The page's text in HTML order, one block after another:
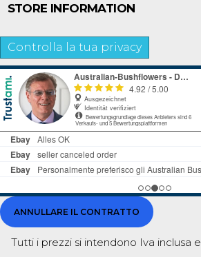
STORE INFORMATION
Controlla la tua privacy
ANNULLARE IL CONTRATTO
Tutti i prezzi si intendono Iva inclusa e